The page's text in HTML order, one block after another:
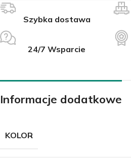
Szybka dostawa
24/7 Wsparcie
Informacje dodatkowe
KOLOR